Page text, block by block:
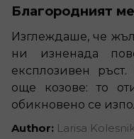
Благородният
Изглеждаше, че
ни изненада
експлозивен
още козове: то
обикновено се
Author: Larisa